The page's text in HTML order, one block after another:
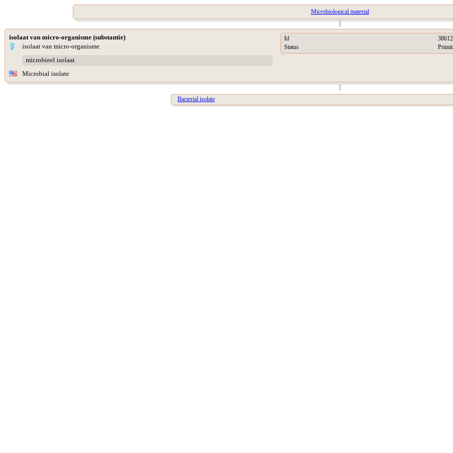
Microbiological material
|
isolaat van micro-organisme (substantie)
isolaat van micro-organisme
microbieel isolaat
Microbial isolate
Id
Status
|
Bacterial isolate